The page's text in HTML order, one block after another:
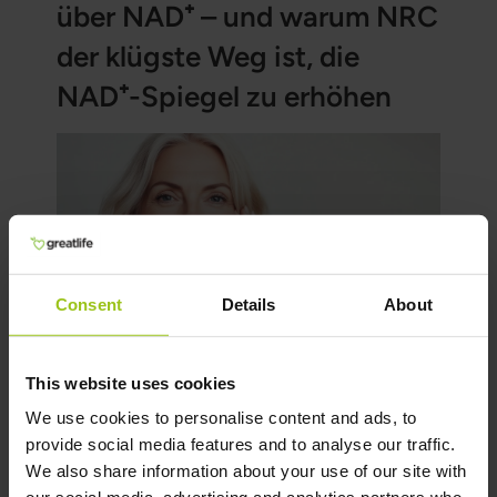
Consent Details About
This website uses cookies
We use cookies to personalise content and ads, to
provide social media features and to analyse our traffic.
We also share information about your use of our site with
stattdessen die Stoffwechselaktivität und damit
den Wachheitsgrad bei empfindlichen Personen
erhöhen können.
über NAD⁺ – und warum NRC
der klügste Weg ist, die
NAD⁺-Spiegel zu erhöhen
modernen Forschung zu Energie, Regeneration
unserem Artikel über NAD⁺, wie du die
Fallstricke vermeidest.
Mehr lesen